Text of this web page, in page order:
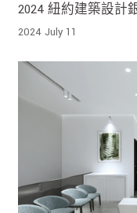
2024 紐約建築設計
是對過去煩惱的釋
2024 July 11